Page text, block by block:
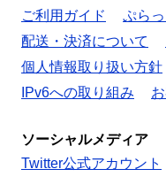
ご利用ガイド
ぷら
配送・決済について
個人情報取り扱い方針
IPv6への取り組み
ソーシャルメディア
Twitter公式アカウント